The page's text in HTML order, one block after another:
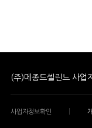
(주)메종드셀린느 사업
사업자정보확인